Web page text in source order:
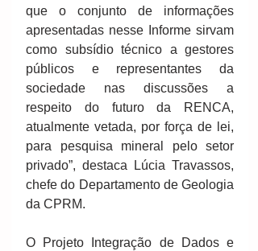
que o conjunto de informações
apresentadas nesse Informe sirvam
como subsídio técnico a gestores
públicos e representantes da
sociedade nas discussões a
respeito do futuro da RENCA,
atualmente vetada, por força de lei,
para pesquisa mineral pelo setor
privado”, destaca Lúcia Travassos,
chefe do Departamento de Geologia
da CPRM.
O Projeto Integração de Dados e